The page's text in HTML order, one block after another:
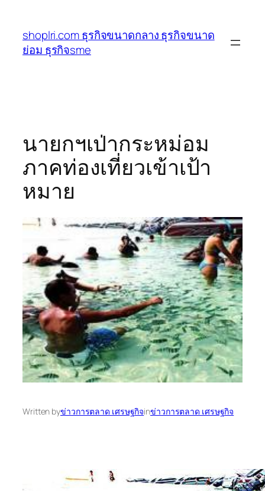
เนื้อหา
shoplri.com ธุรกิจขนาดกลาง ธุรกิจขนาด
ย่อม ธุรกิจsme
นายกฯเป่ากระหม่อม
ภาคท่องเที่ยวเข้าเป้า
หมาย
Written byข่าวการตลาด เศรษฐกิจinข่าวการตลาด เศรษฐกิจ